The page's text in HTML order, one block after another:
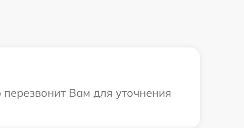
Вам для уточнения